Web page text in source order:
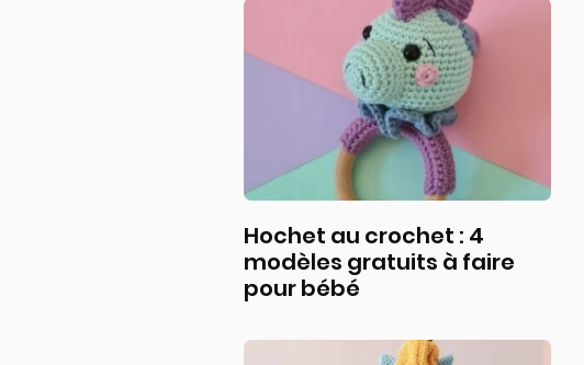
Hochet au crochet : 4
modèles gratuits à faire
pour bébé